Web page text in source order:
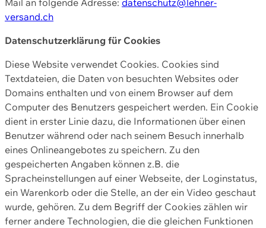
versand.ch
Datenschutzerklärung für Cookies
Diese Website verwendet Cookies. Cookies sind
Textdateien, die Daten von besuchten Websites oder
Domains enthalten und von einem Browser auf dem
Computer des Benutzers gespeichert werden. Ein Cookie
dient in erster Linie dazu, die Informationen über einen
Benutzer während oder nach seinem Besuch innerhalb
eines Onlineangebotes zu speichern. Zu den
gespeicherten Angaben können z.B. die
Spracheinstellungen auf einer Webseite, der Loginstatus,
ein Warenkorb oder die Stelle, an der ein Video geschaut
wurde, gehören. Zu dem Begriff der Cookies zählen wir
ferner andere Technologien, die die gleichen Funktionen